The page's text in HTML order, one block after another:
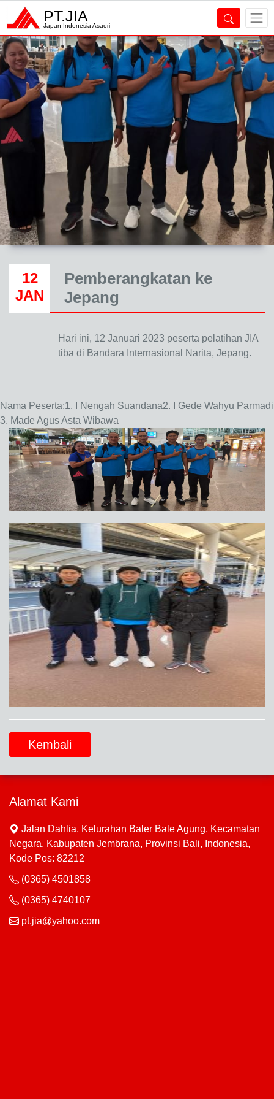
PT.JIA
Japan Indonesia Asaori
12
JAN
Pemberangkatan ke
Jepang
Hari ini, 12 Januari 2023 peserta pelatihan JIA
tiba di Bandara Internasional Narita, Jepang.
Nama Peserta:1. I Nengah Suandana2. I Gede Wahyu Parmadi
3. Made Agus Asta Wibawa
Kembali
Alamat Kami
Jalan Dahlia, Kelurahan Baler Bale Agung, Kecamatan
Negara, Kabupaten Jembrana, Provinsi Bali, Indonesia,
Kode Pos: 82212
(0365) 4501858
(0365) 4740107
pt.jia@yahoo.com